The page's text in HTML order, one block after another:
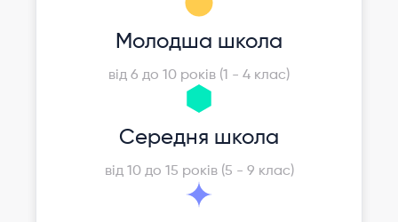
Молодша школа
від 6 до 10 років (1 - 4 клас)
Середня школа
від 10 до 15 років (5 - 9 клас)